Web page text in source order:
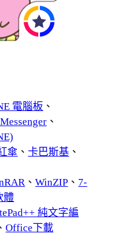
電腦板 、
、
傘 、卡巴斯基 、
、WinZIP 、 7-
體
純文字編
Office下載